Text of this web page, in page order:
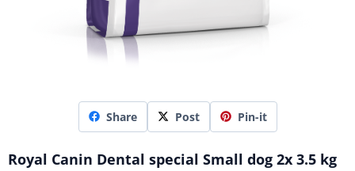
Share Post Pin-it
Royal Canin Dental special Small dog 2x 3.5 kg